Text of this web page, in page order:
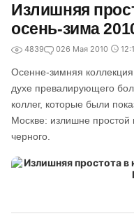
Излишняя
осень-зима
4839 026 Мая 2010
Осенне-зимняя
духе превалирующего
коллег, которые были
Москве: излишне
черного.